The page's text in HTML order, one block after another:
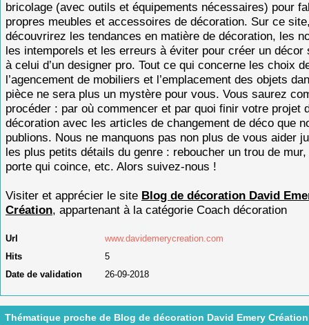
bricolage (avec outils et équipements nécessaires) pour
propres meubles et accessoires de décoration. Sur ce
découvrirez les tendances en matière de décoration, les
les intemporels et les erreurs à éviter pour créer un décor
à celui d’un designer pro. Tout ce qui concerne les choix
l’agencement de mobiliers et l’emplacement des objets
pièce ne sera plus un mystère pour vous. Vous saurez
procéder : par où commencer et par quoi finir votre projet
décoration avec les articles de changement de déco que
publions. Nous ne manquons pas non plus de vous aider
les plus petits détails du genre : reboucher un trou de
porte qui coince, etc. Alors suivez-nous !
Visiter et apprécier le site Blog de décoration David
Création, appartenant à la catégorie Coach décoration
Url
www.davidemerycreation.com
Hits
5
Date de validation
26-09-2018
Thématique proche de Blog de décoration David Emery Création